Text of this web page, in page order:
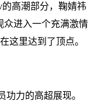
高潮部分，鞠婧祎
众进入一个充满激情
这里达到了顶点。
功力的高超展现。